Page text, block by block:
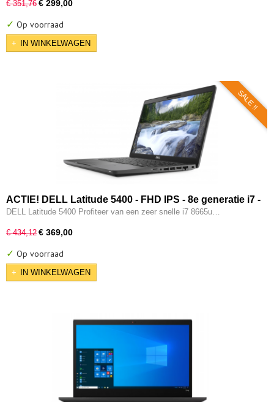
€ 351,76 € 299,00
✓ Op voorraad
IN WINKELWAGEN
SALE !!
ACTIE! DELL Latitude 5400 - FHD IPS - 8e generatie i7 -
16GB - 512GB - USB 3.2/ Type-C - Intel UHD - HDMI - W11
DELL Latitude 5400 Profiteer van een zeer snelle i7 8665u…
€ 434,12 € 369,00
✓ Op voorraad
IN WINKELWAGEN